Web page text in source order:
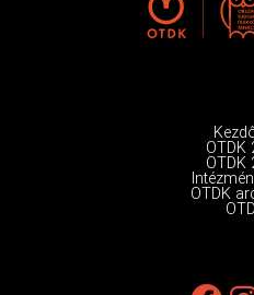
OTDK
OTDK
OTDK